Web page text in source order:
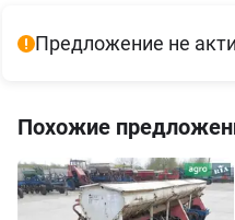
Предложение не
Похожие